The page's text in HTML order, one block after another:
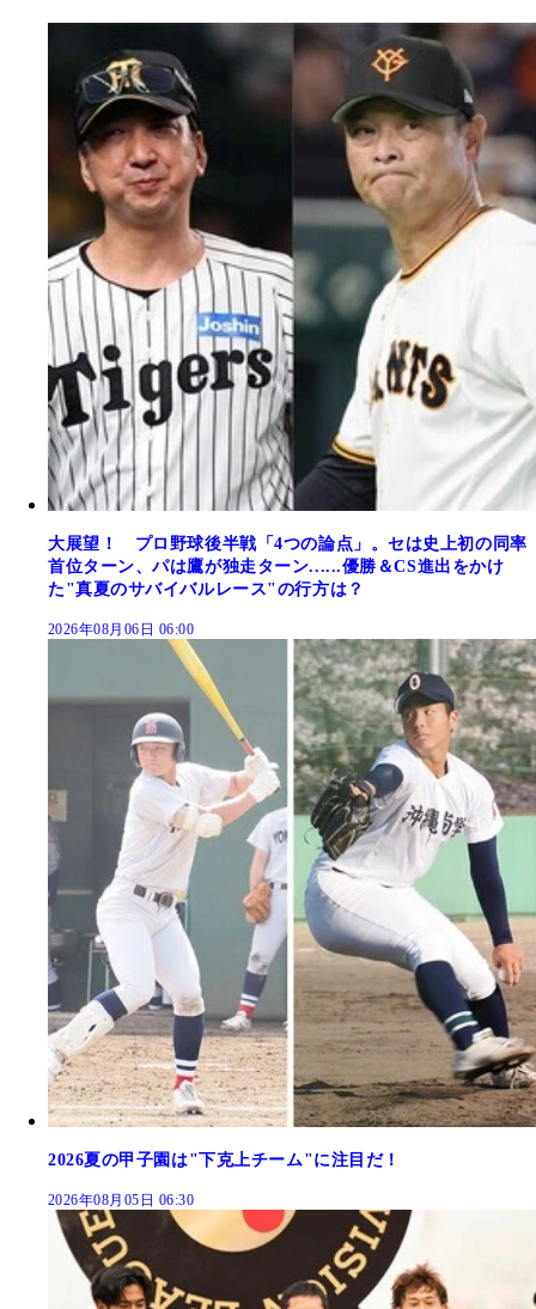
大展望！ プロ野球後半戦「4つの論点」。セは史上初の同率
首位ターン、パは鷹が独走ターン......優勝＆CS進出をかけ
た"真夏のサバイバルレース"の行方は？
2026年08月06日 06:00
2026夏の甲子園は"下克上チーム"に注目だ！
2026年08月05日 06:30